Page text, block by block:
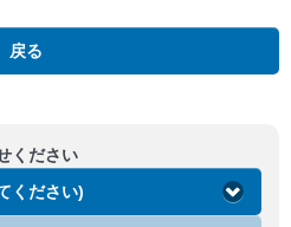
戻る
ください
ください)